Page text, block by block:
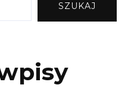
SZUKAJ